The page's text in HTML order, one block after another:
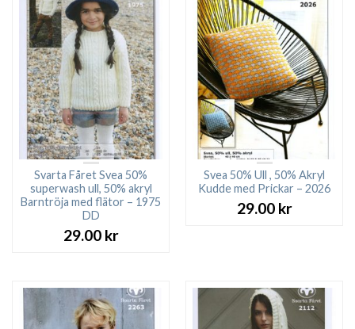
Svarta Fåret Svea 50%
superwash ull, 50% akryl
Barntröja med flätor – 1975
DD
29.00 kr
Svea 50% Ull , 50% Akryl
Kudde med Prickar – 2026
29.00 kr